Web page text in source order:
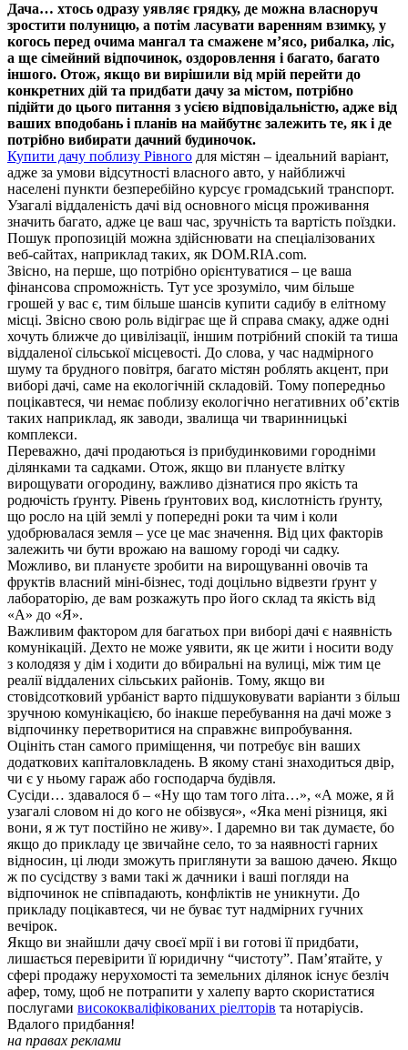
Дача… хтось одразу уявляє грядку, де можна власноруч
зростити полуницю, а потім ласувати варенням взимку, у
когось перед очима мангал та смажене м’ясо, рибалка, ліс,
а ще сімейний відпочинок, оздоровлення і багато, багато
іншого. Отож, якщо ви вирішили від мрій перейти до
конкретних дій та придбати дачу за містом, потрібно
підійти до цього питання з усією відповідальністю, адже від
ваших вподобань і планів на майбутнє залежить те, як і де
потрібно вибирати дачний будиночок.
Купити дачу поблизу Рівного для містян – ідеальний варіант,
адже за умови відсутності власного авто, у найближчі
населені пункти безперебійно курсує громадський транспорт.
Узагалі віддаленість дачі від основного місця проживання
значить багато, адже це ваш час, зручність та вартість поїздки.
Пошук пропозицій можна здійснювати на спеціалізованих
веб-сайтах, наприклад таких, як DOM.RIA.com.
Звісно, на перше, що потрібно орієнтуватися – це ваша
фінансова спроможність. Тут усе зрозуміло, чим більше
грошей у вас є, тим більше шансів купити садибу в елітному
місці. Звісно свою роль відіграє ще й справа смаку, адже одні
хочуть ближче до цивілізації, іншим потрібний спокій та тиша
віддаленої сільської місцевості. До слова, у час надмірного
шуму та брудного повітря, багато містян роблять акцент, при
виборі дачі, саме на екологічній складовій. Тому попередньо
поцікавтеся, чи немає поблизу екологічно негативних об’єктів
таких наприклад, як заводи, звалища чи тваринницькі
комплекси.
Переважно, дачі продаються із прибудинковими городніми
ділянками та садками. Отож, якщо ви плануєте влітку
вирощувати огородину, важливо дізнатися про якість та
родючість ґрунту. Рівень ґрунтових вод, кислотність ґрунту,
що росло на цій землі у попередні роки та чим і коли
удобрювалася земля – усе це має значення. Від цих факторів
залежить чи бути врожаю на вашому городі чи садку.
Можливо, ви плануєте зробити на вирощуванні овочів та
фруктів власний міні-бізнес, тоді доцільно відвезти ґрунт у
лабораторію, де вам розкажуть про його склад та якість від
«А» до «Я».
Важливим фактором для багатьох при виборі дачі є наявність
комунікацій. Дехто не може уявити, як це жити і носити воду
з колодязя у дім і ходити до вбиральні на вулиці, між тим це
реалії віддалених сільських районів. Тому, якщо ви
стовідсотковий урбаніст варто підшуковувати варіанти з більш
зручною комунікацією, бо інакше перебування на дачі може з
відпочинку перетворитися на справжнє випробування.
Оцініть стан самого приміщення, чи потребує він ваших
додаткових капіталовкладень. В якому стані знаходиться двір,
чи є у ньому гараж або господарча будівля.
Сусіди… здавалося б – «Ну що там того літа…», «А може, я й
узагалі словом ні до кого не обізвуся», «Яка мені різниця, які
вони, я ж тут постійно не живу». І даремно ви так думаєте, бо
якщо до прикладу це звичайне село, то за наявності гарних
відносин, ці люди зможуть приглянути за вашою дачею. Якщо
ж по сусідству з вами такі ж дачники і ваші погляди на
відпочинок не співпадають, конфліктів не уникнути. До
прикладу поцікавтеся, чи не буває тут надмірних гучних
вечірок.
Якщо ви знайшли дачу своєї мрії і ви готові її придбати,
лишається перевірити її юридичну “чистоту”. Пам’ятайте, у
сфері продажу нерухомості та земельних ділянок існує безліч
афер, тому, щоб не потрапити у халепу варто скористатися
послугами висококваліфікованих ріелторів та нотаріусів.
Вдалого придбання!
на правах реклами